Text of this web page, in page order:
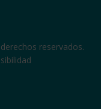
reservados.